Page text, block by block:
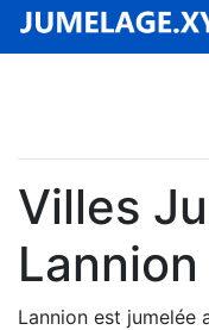
Villes
Lannion
Lannion est jumelée